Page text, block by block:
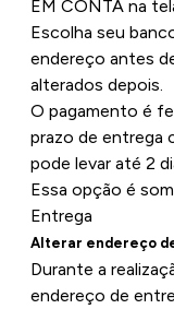
EM CONTA na
Escolha seu
endereço antes
alterados depois.
O pagamento é
prazo de entrega
pode levar até 2
Essa opção é
Entrega
Alterar endereço
Durante a
endereço de